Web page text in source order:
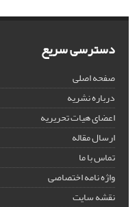
دسترسی سریع
صفحه اصلی
درباره نشریه
اعضای هیات تحریریه
ارسال مقاله
تماس با ما
واژه نامه اختصاصی
نقشه سایت